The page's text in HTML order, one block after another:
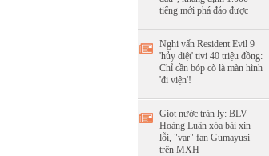
tiếng mới phá đảo được
Nghi vấn Resident Evil 9
'hủy diệt' tivi 40 triệu đồng:
Chỉ cần bóp cò là màn hình
'đi viện'!
Giọt nước tràn ly: BLV
Hoàng Luân xóa bài xin
lỗi, "var" fan Gumayusi
trên MXH